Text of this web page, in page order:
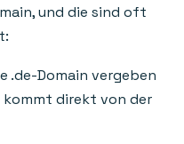
und die sind oft
.de-Domain vergeben
direkt von der